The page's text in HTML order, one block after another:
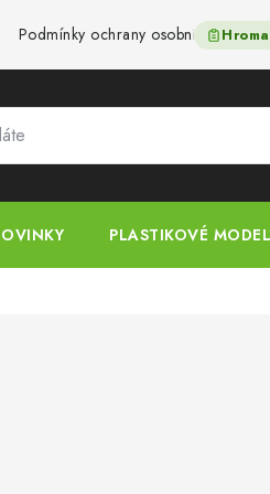
Podmínky ochrany osobních údajů
PLASTIKOVÉ